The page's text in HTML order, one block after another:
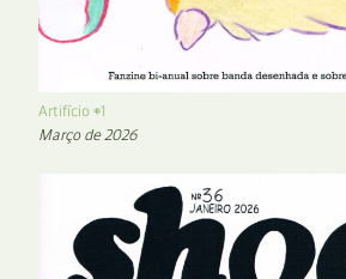
Artifício #1
Março de 2026